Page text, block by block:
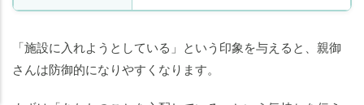
「施設に入れようとしている」という印象を与えると、親御
さんは防御的になりやすくなります。
老人ホームの知りたいことがわかる
老人ホームの知りたいことがわかる